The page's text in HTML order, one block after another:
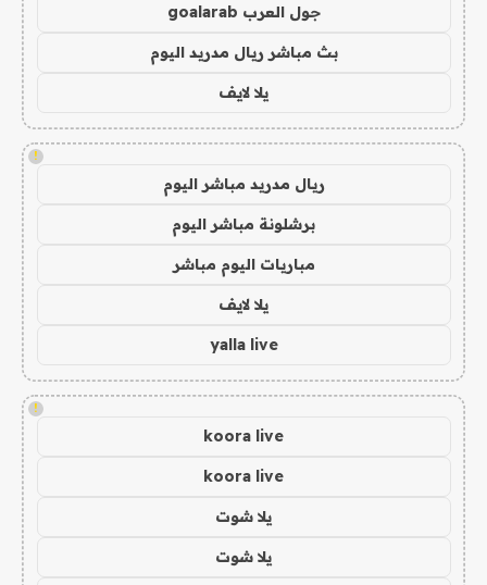
جول العرب goalarab
بث مباشر ريال مدريد اليوم
يلا لايف
!
ريال مدريد مباشر اليوم
برشلونة مباشر اليوم
مباريات اليوم مباشر
يلا لايف
yalla live
!
koora live
koora live
يلا شوت
يلا شوت